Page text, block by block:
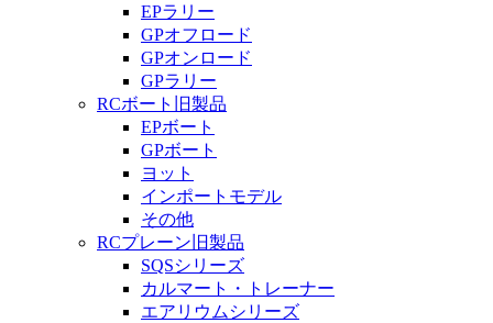
EPラリー
GPオフロード
GPオンロード
GPラリー
RCボート旧製品
EPボート
GPボート
ヨット
インポートモデル
その他
RCプレーン旧製品
SQSシリーズ
カルマート・トレーナー
エアリウムシリーズ